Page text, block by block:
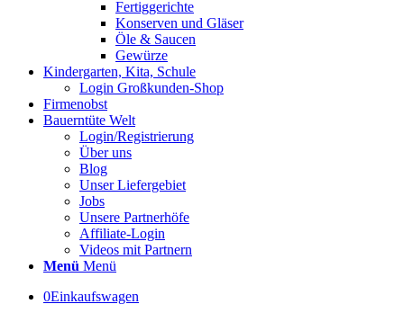
Fertiggerichte
Konserven und Gläser
Öle & Saucen
Gewürze
Kindergarten, Kita, Schule
Login Großkunden-Shop
Firmenobst
Bauerntüte Welt
Login/Registrierung
Über uns
Blog
Unser Liefergebiet
Jobs
Unsere Partnerhöfe
Affiliate-Login
Videos mit Partnern
Menü Menü
0Einkaufswagen